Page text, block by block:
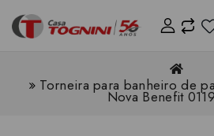
Torneira para banheiro de
Nova Benefit